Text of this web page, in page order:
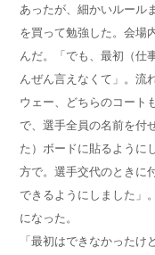
あったが、細かいルール
を買って勉強した。会場
んだ。「でも、最初（仕
んぜん言えなくて」。流
ウェー、どちらのコート
で、選手全員の名前を付
た）ボードに貼るように
方で。選手交代のときに
できるようにしました」
になった。
「最初はできなかった